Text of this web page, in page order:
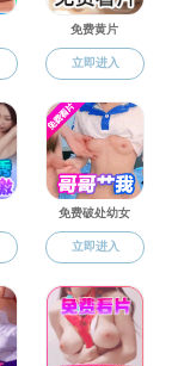
联系我们
1